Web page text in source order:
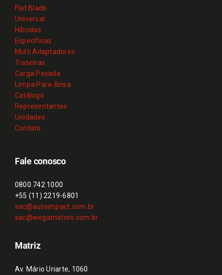
Flat Blade
Universal
Híbridas
Específicas
Multi Adaptadores
Traseiras
Carga Pesada
Limpa Para-Brisa
Catálogo
Representantes
Unidades
Contato
Fale conosco
0800 742 1000
+55 (11) 2219-6801
sac@autoimpact.com.br
sac@wegamotors.com.br
Matriz
Av. Mário Uriarte, 1060